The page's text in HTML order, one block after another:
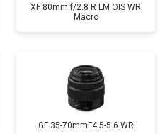
XF 80mm f/2.8 R LM OIS WR
Macro
GF 35-70mmF4.5-5.6 WR